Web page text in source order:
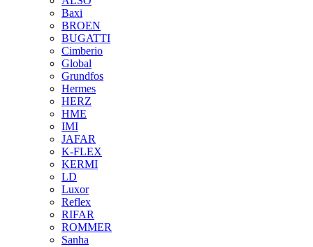
Baxi
BROEN
BUGATTI
Cimberio
Global
Grundfos
Hermes
HERZ
HME
IMI
JAFAR
K-FLEX
KERMI
LD
Luxor
Reflex
RIFAR
ROMMER
Sanha